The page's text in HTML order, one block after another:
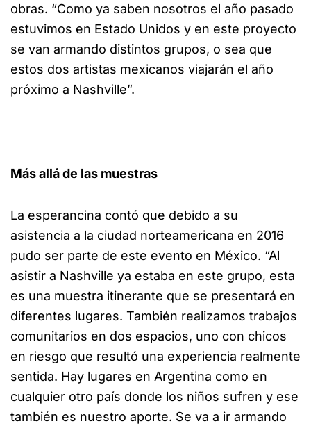
obras. “Como ya saben nosotros el año pasado
estuvimos en Estado Unidos y en este proyecto
se van armando distintos grupos, o sea que
estos dos artistas mexicanos viajarán el año
próximo a Nashville”.
Más allá de las muestras
La esperancina contó que debido a su
asistencia a la ciudad norteamericana en 2016
pudo ser parte de este evento en México. “Al
asistir a Nashville ya estaba en este grupo, esta
es una muestra itinerante que se presentará en
diferentes lugares. También realizamos trabajos
comunitarios en dos espacios, uno con chicos
en riesgo que resultó una experiencia realmente
sentida. Hay lugares en Argentina como en
cualquier otro país donde los niños sufren y ese
también es nuestro aporte. Se va a ir armando